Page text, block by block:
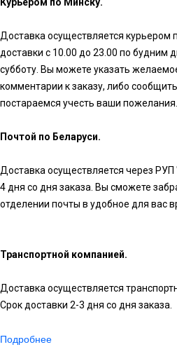
Доставка осуществляется курьером
доставки с 10.00 до 23.00 по будним
субботу. Вы можете указать
комментарии к заказу, либо
постараемся учесть ваши пожелания.
Почтой по Беларуси.
Доставка осуществляется через
4 дня со дня заказа. Вы сможете
отделении почты в удобное для вас
Транспортной компанией.
Доставка осуществляется
Срок доставки 2-3 дня со дня заказа.
Подробнее